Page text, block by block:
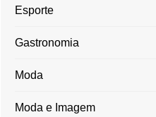
Esporte
Gastronomia
Moda
Moda e Imagem